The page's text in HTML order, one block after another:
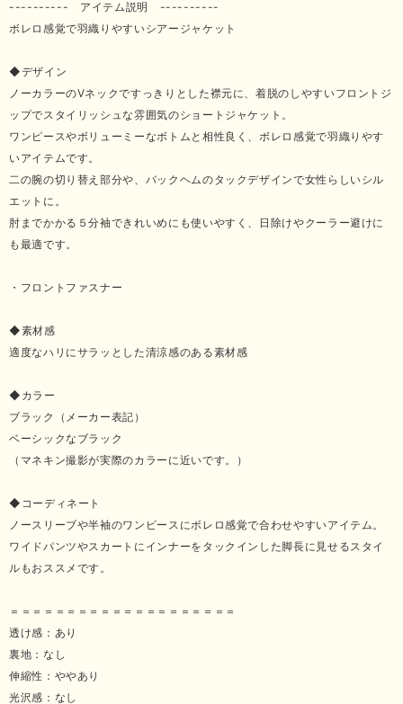
---------- アイテム説明 ----------
ボレロ感覚で羽織りやすいシアージャケット
◆デザイン
ノーカラーのVネックですっきりとした襟元に、着脱のしやすいフロントジ
ップでスタイリッシュな雰囲気のショートジャケット。
ワンピースやボリューミーなボトムと相性良く、ボレロ感覚で羽織りやす
いアイテムです。
二の腕の切り替え部分や、バックヘムのタックデザインで女性らしいシル
エットに。
肘までかかる５分袖できれいめにも使いやすく、日除けやクーラー避けに
も最適です。
・フロントファスナー
◆素材感
適度なハリにサラッとした清涼感のある素材感
◆カラー
ブラック（メーカー表記）
ベーシックなブラック
（マネキン撮影が実際のカラーに近いです。）
◆コーディネート
ノースリーブや半袖のワンピースにボレロ感覚で合わせやすいアイテム。
ワイドパンツやスカートにインナーをタックインした脚長に見せるスタイ
ルもおススメです。
＝＝＝＝＝＝＝＝＝＝＝＝＝＝＝＝＝＝＝＝
透け感：あり
裏地：なし
伸縮性：ややあり
光沢感：なし